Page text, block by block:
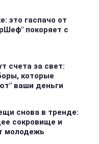
это гаспачо от
покоряет с
счета за свет:
которые
ваши деньги
снова в тренде:
сокровище и
молодежь